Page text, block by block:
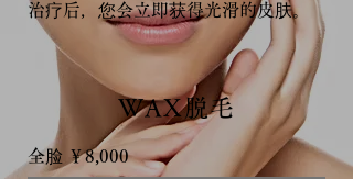
治疗后，您会立即获得光滑的皮肤。
WAX脱毛
全脸 ￥8,000